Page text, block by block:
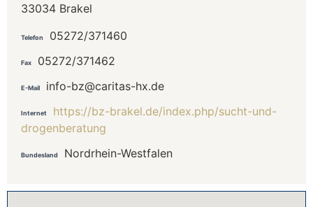
33034 Brakel
Telefon 05272/371460
Fax 05272/371462
E-Mail info-bz@caritas-hx.de
Internet
https://bz-brakel.de/index.php/sucht-und-
drogenberatung
Bundesland Nordrhein-Westfalen